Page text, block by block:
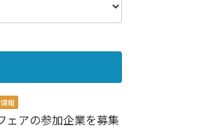
報
ェアの参加企業を募集